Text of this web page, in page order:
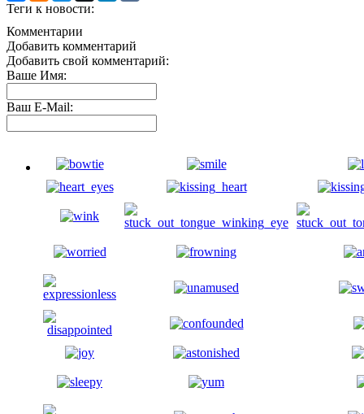
Теги к новости:
Комментарии
Добавить комментарий
Добавить свой комментарий:
Ваше Имя:
Ваш E-Mail: